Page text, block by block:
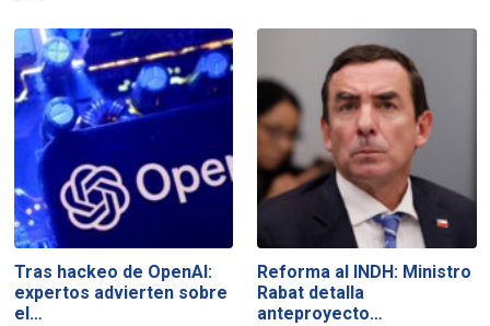
Tras hackeo de OpenAI:
expertos advierten sobre
el…
Reforma al INDH: Ministro
Rabat detalla
anteproyecto…